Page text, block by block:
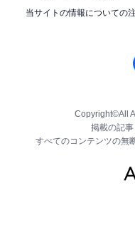
当サイトの情報についての
Copyright©All
掲載の記事
すべてのコンテンツの無